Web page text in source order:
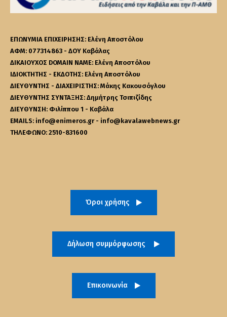
ΕΠΩΝΥΜΙΑ ΕΠΙΧΕΙΡΗΣΗΣ: Ελένη Αποστόλου
ΑΦΜ: 077314863 - ΔΟΥ Καβάλας
ΔΙΚΑΙΟΥΧΟΣ DOMAIN NAME: Ελένη Αποστόλου
ΙΔΙΟΚΤΗΤΗΣ - ΕΚΔΟΤΗΣ: Ελένη Αποστόλου
ΔΙΕΥΘΥΝΤΗΣ - ΔΙΑΧΕΙΡΙΣΤΗΣ: Μάκης Κακουσόγλου
ΔΙΕΥΘΥΝΤΗΣ ΣΥΝΤΑΞΗΣ: Δημήτρης Τσιπιζίδης
ΔΙΕΥΘΥΝΣΗ: Φιλίππου 1 - Καβάλα
EMAILS: info@enimeros.gr - info@kavalawebnews.gr
ΤΗΛΕΦΩΝΟ: 2510-831600
Όροι χρήσης
Δήλωση συμμόρφωσης
Επικοινωνία